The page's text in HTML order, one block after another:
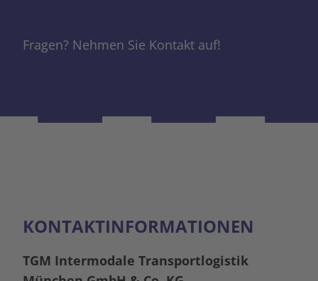
Fragen? Nehmen Sie Kontakt auf!
KONTAKTINFORMATIONEN
TGM Intermodale Transportlogistik